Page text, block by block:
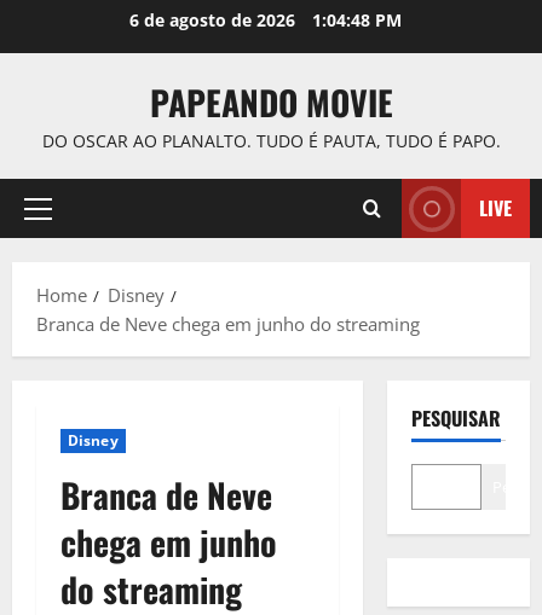
6 de agosto de 2026 1:04:49 PM
PAPEANDO MOVIE
DO OSCAR AO PLANALTO. TUDO É PAUTA, TUDO É PAPO.
Primary
LIVE
Home
Disney
Branca de Neve chega em junho do streaming
Disney
Branca de Neve
chega em junho
do streaming
PESQUISAR